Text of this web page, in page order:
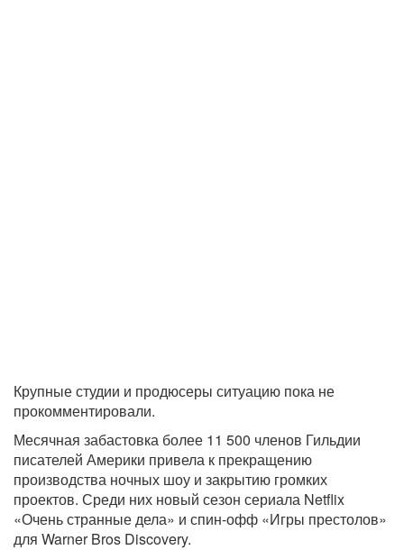
Крупные студии и продюсеры ситуацию пока не
прокомментировали.
Месячная забастовка более 11 500 членов Гильдии
писателей Америки привела к прекращению
производства ночных шоу и закрытию громких
проектов. Среди них новый сезон сериала Netflix
«Очень странные дела» и спин-офф «Игры престолов»
для Warner Bros Discovery.